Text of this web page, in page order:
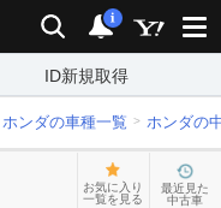
検索 通知
i
ID新規取得
ホンダの車種一覧 ホンダの
お気に入り
一覧を見る
最近見た
中古車